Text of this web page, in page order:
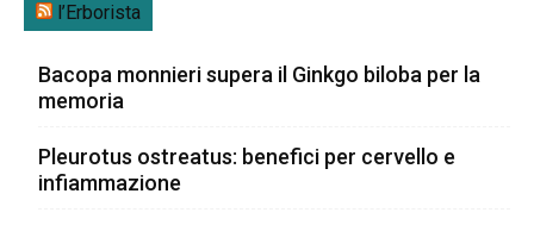
l’Erborista
Bacopa monnieri supera il Ginkgo biloba per la
memoria
Pleurotus ostreatus: benefici per cervello e
infiammazione